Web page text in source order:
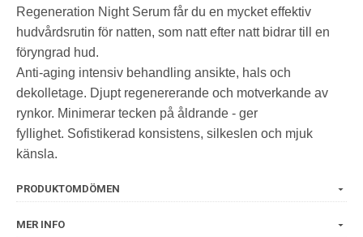
Regeneration Night Serum får du en mycket effektiv
hudvårdsrutin för natten, som natt efter natt bidrar till en
föryngrad hud.
Anti-aging intensiv behandling ansikte, hals och
dekolletage. Djupt regenererande och motverkande av
rynkor. Minimerar tecken på åldrande - ger
fyllighet. Sofistikerad konsistens, silkeslen och mjuk
känsla.
PRODUKTOMDÖMEN
MER INFO